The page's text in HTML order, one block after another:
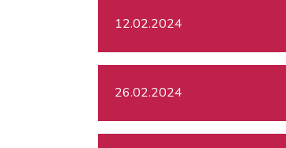
12.02.2024
26.02.2024